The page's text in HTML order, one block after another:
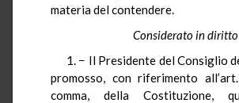
materia del contendere.
Considerato in diritto
1. − Il Presidente del Consiglio
promosso, con riferimento
comma, della Costituzione,